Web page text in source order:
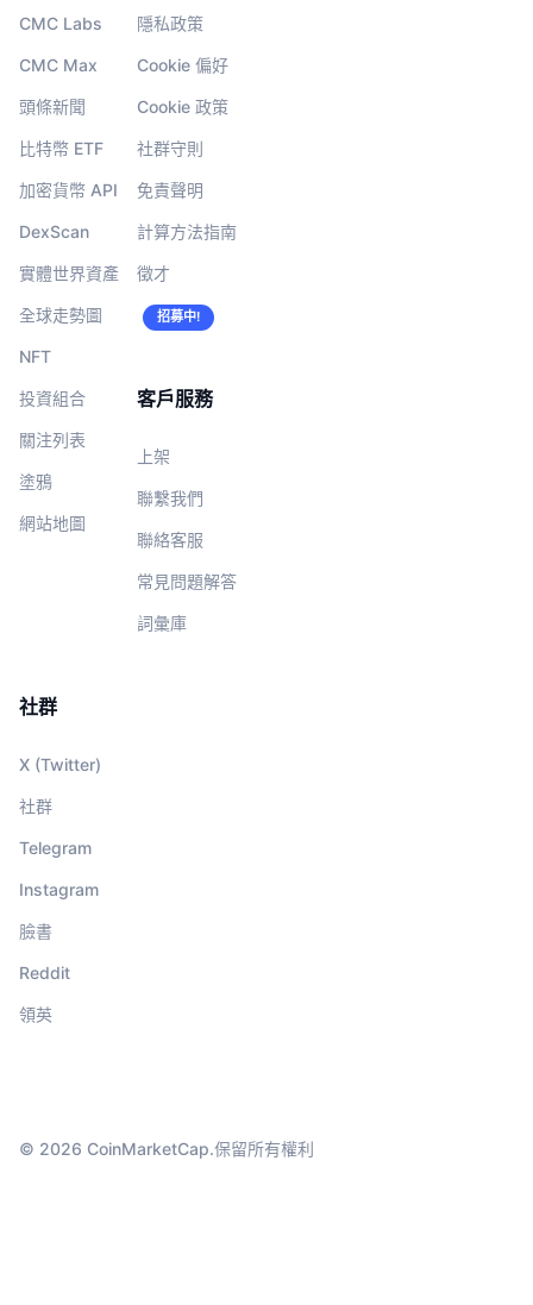
CMC Labs
CMC Max
頭條新聞
比特幣 ETF
加密貨幣 API
DexScan
實體世界資產
全球走勢圖
NFT
投資組合
關注列表
塗鴉
網站地圖
隱私政策
Cookie 偏好
Cookie 政策
社群守則
免責聲明
計算方法指南
徵才
招募中!
客戶服務
上架
聯繫我們
聯絡客服
常見問題解答
詞彙庫
社群
X (Twitter)
社群
Telegram
Instagram
臉書
Reddit
領英
© 2026 CoinMarketCap.保留所有權利